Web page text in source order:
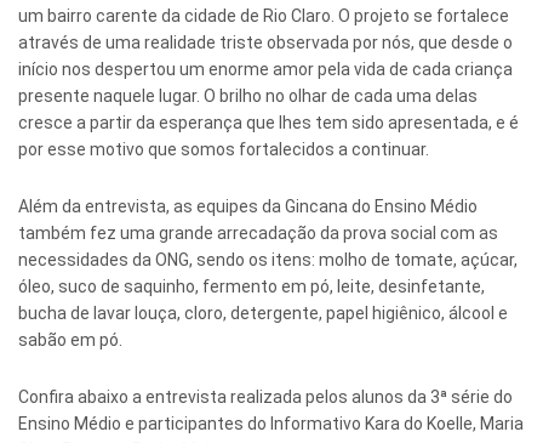
um bairro carente da cidade de Rio Claro. O projeto se fortalece
através de uma realidade triste observada por nós, que desde o
início nos despertou um enorme amor pela vida de cada criança
presente naquele lugar. O brilho no olhar de cada uma delas
cresce a partir da esperança que lhes tem sido apresentada, e é
por esse motivo que somos fortalecidos a continuar.
Além da entrevista, as equipes da Gincana do Ensino Médio
também fez uma grande arrecadação da prova social com as
necessidades da ONG, sendo os itens: molho de tomate, açúcar,
óleo, suco de saquinho, fermento em pó, leite, desinfetante,
bucha de lavar louça, cloro, detergente, papel higiênico, álcool e
sabão em pó.
Confira abaixo a entrevista realizada pelos alunos da 3ª série do
Ensino Médio e participantes do Informativo Kara do Koelle, Maria